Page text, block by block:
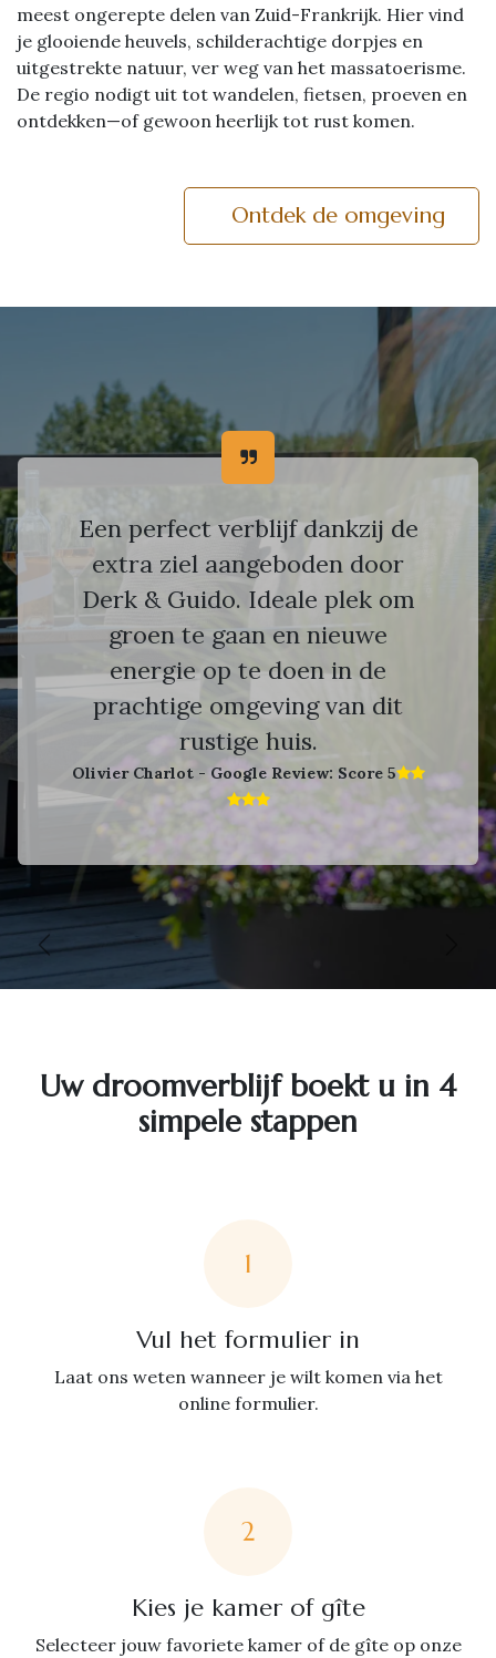
meest ongerepte delen van Zuid-Frankrijk. Hier vind
je glooiende heuvels, schilderachtige dorpjes en
uitgestrekte natuur, ver weg van het massatoerisme.
De regio nodigt uit tot wandelen, fietsen, proeven en
ontdekken—of gewoon heerlijk tot rust komen.
Ontdek de omgeving
Een perfect verblijf dankzij de
extra ziel aangeboden door
Derk & Guido. Ideale plek om
groen te gaan en nieuwe
energie op te doen in de
prachtige omgeving van dit
rustige huis.
Olivier Charlot - Google Review: Score 5​
Vorige
Uw droomverblijf boekt u in 4
simpele stappen
1
Vul het formulier in
Laat ons weten wanneer je wilt komen via het
online formulier.
2
Kies je kamer of gîte
Selecteer jouw favoriete kamer of de gîte op onze